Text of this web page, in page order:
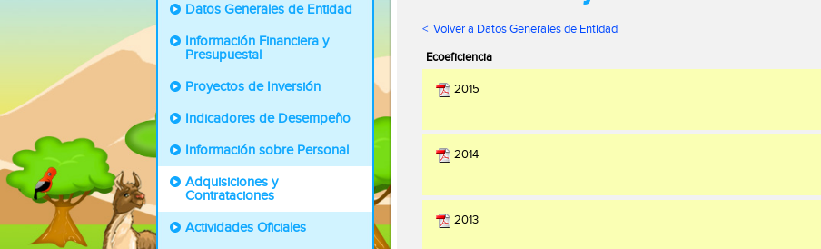
Datos Generales de Entidad
Información Financiera y
Presupuestal
Proyectos de Inversión
Indicadores de Desempeño
Información sobre Personal
Adquisiciones y
Contrataciones
Actividades Oficiales
< Volver a Datos Generales de Entidad
Ecoeficiencia
2015
2014
2013